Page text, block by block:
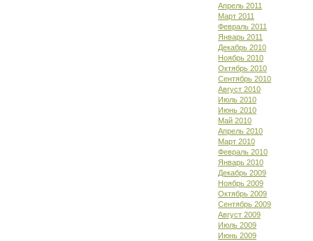
Апрель 2011
Март 2011
Февраль 2011
Январь 2011
Декабрь 2010
Ноябрь 2010
Октябрь 2010
Сентябрь 2010
Август 2010
Июль 2010
Июнь 2010
Май 2010
Апрель 2010
Март 2010
Февраль 2010
Январь 2010
Декабрь 2009
Ноябрь 2009
Октябрь 2009
Сентябрь 2009
Август 2009
Июль 2009
Июнь 2009